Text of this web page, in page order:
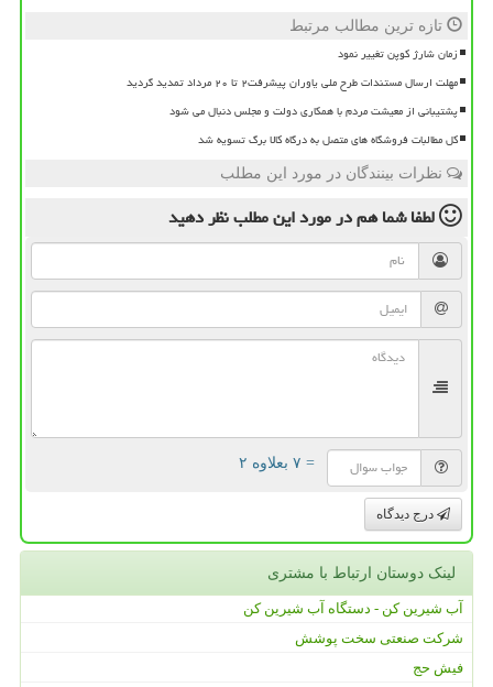
تازه ترین مطالب مرتبط
زمان شارژ کوپن تغییر نمود
مهلت ارسال مستندات طرح ملی یاوران پیشرفت۲ تا ۲۰ مرداد تمدید گردید
پشتیبانی از معیشت مردم با همکاری دولت و مجلس دنبال می شود
کل مطالبات فروشگاه های متصل به درگاه کالا برگ تسویه شد
نظرات بینندگان در مورد این مطلب
لطفا شما همدر مورد این مطلبنظر دهید
= ۷ بعلاوه ۲
درج دیدگاه
لینک دوستان ارتباط با مشتری
آب شیرین کن - دستگاه آب شیرین کن
شرکت صنعتی سخت پوشش
فیش حج